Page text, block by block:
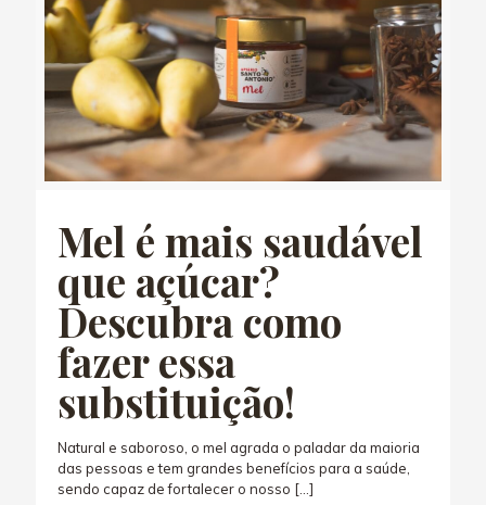
Mel é mais saudável
que açúcar?
Descubra como
fazer essa
substituição!
Natural e saboroso, o mel agrada o paladar da maioria
das pessoas e tem grandes benefícios para a saúde,
sendo capaz de fortalecer o nosso […]